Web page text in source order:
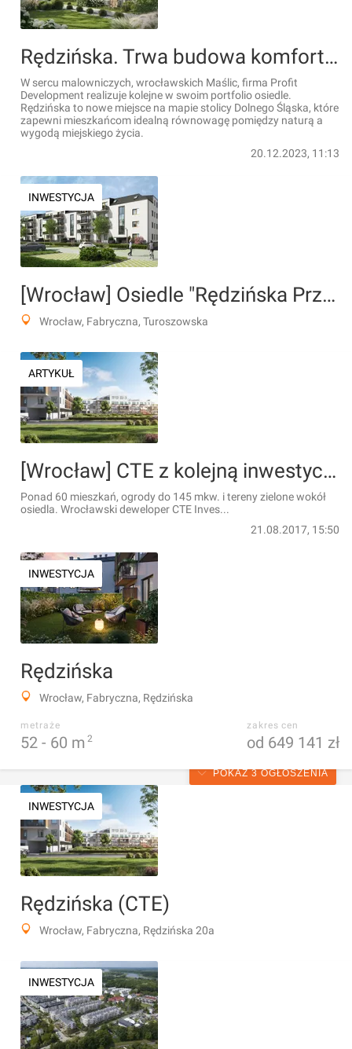
Rędzińska. Trwa budowa komfortowych mieszkań w zielonej okolicy [FILM]
W sercu malowniczych, wrocławskich Maślic, firma Profit
Development realizuje kolejne w swoim portfolio osiedle.
Rędzińska to nowe miejsce na mapie stolicy Dolnego Śląska, które
zapewni mieszkańcom idealną równowagę pomiędzy naturą a
wygodą miejskiego życia.
20.12.2023, 11:13
INWESTYCJA
[Wrocław] Osiedle "Rędzińska Przystań"
Wrocław, Fabryczna, Turoszowska
ARTYKUŁ
[Wrocław] CTE z kolejną inwestycją mieszkaniową na Maślicach [WIZUALIZACJE]
Ponad 60 mieszkań, ogrody do 145 mkw. i tereny zielone wokół
osiedla. Wrocławski deweloper CTE Inves...
21.08.2017, 15:50
INWESTYCJA
Rędzińska
Wrocław, Fabryczna, Rędzińska
metraże
52 - 60 m 2
zakres cen
od 649 141 zł
POKAŻ 3 OGŁOSZENIA
INWESTYCJA
Rędzińska (CTE)
Wrocław, Fabryczna, Rędzińska 20a
INWESTYCJA